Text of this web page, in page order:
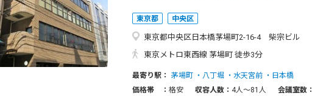
東京都 中央区
東京都中央区日本橋茅場町2-16-4 柴宗ビル
東京メトロ東西線 茅場町 徒歩3分
最寄り駅： 茅場町 八丁堀 水天宮前
日本橋
価格帯 ： 格安 収容人数： 4人〜81人 会議室数：